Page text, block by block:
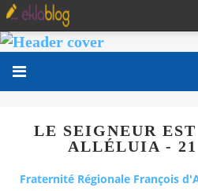
LE SEIGNEUR
ALLÉLUIA -
Fraternité Régionale François